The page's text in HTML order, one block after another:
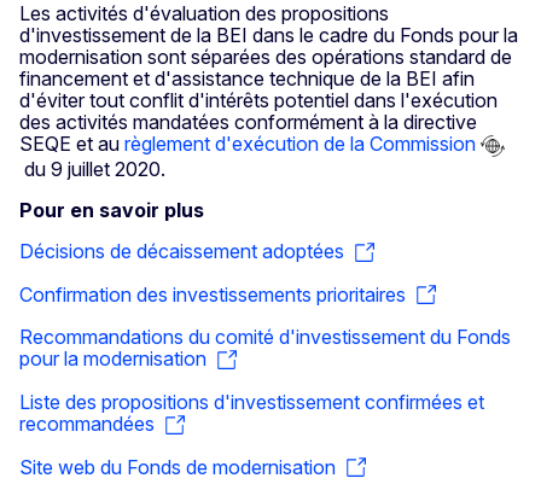
Les activités d'évaluation des propositions
d'investissement de la BEI dans le cadre du Fonds pour la
modernisation sont séparées des opérations standard de
financement et d'assistance technique de la BEI afin
d'éviter tout conflit d'intérêts potentiel dans l'exécution
des activités mandatées conformément à la directive
SEQE et au règlement d'exécution de la Commission
du 9 juillet 2020.
Pour en savoir plus
Décisions de décaissement adoptées
Confirmation des investissements prioritaires
Recommandations du comité d'investissement du Fonds
pour la modernisation
Liste des propositions d'investissement confirmées et
recommandées
Site web du Fonds de modernisation